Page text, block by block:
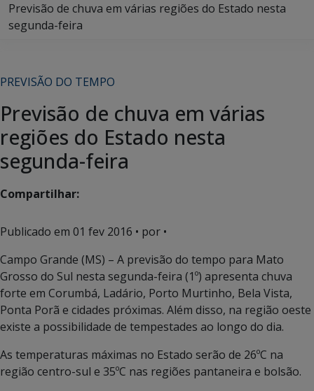
Previsão de chuva em várias regiões do Estado nesta
segunda-feira
PREVISÃO DO TEMPO
Previsão de chuva em várias
regiões do Estado nesta
segunda-feira
Compartilhar:
Publicado em 01 fev 2016 • por •
Campo Grande (MS) – A previsão do tempo para Mato
Grosso do Sul nesta segunda-feira (1º) apresenta chuva
forte em Corumbá, Ladário, Porto Murtinho, Bela Vista,
Ponta Porã e cidades próximas. Além disso, na região oeste
existe a possibilidade de tempestades ao longo do dia.
As temperaturas máximas no Estado serão de 26ºC na
região centro-sul e 35ºC nas regiões pantaneira e bolsão.